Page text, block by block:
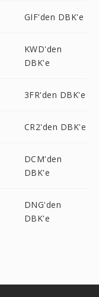
GIF'den DBK'e
KWD'den
DBK'e
3FR'den DBK'e
CR2'den DBK'e
DCM'den
DBK'e
DNG'den
DBK'e